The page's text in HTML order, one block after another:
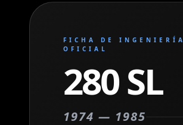
FICHA DE INGENIERÍA
OFICIAL
280 SL
1974 — 1985